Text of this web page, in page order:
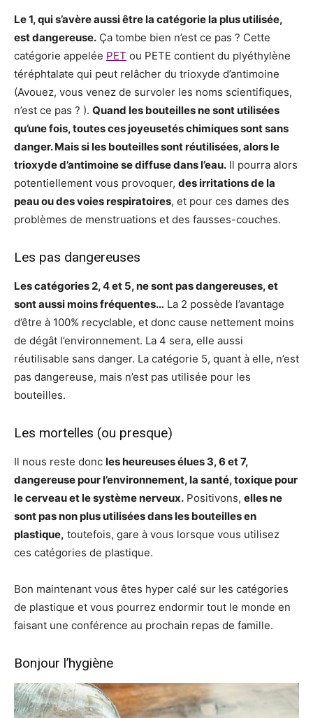
Le 1, qui s’avère aussi être la catégorie la plus utilisée,
est dangereuse. Ça tombe bien n’est ce pas ? Cette
catégorie appelée PET ou PETE contient du plyéthylène
téréphtalate qui peut relâcher du trioxyde d’antimoine
(Avouez, vous venez de survoler les noms scientifiques,
n’est ce pas ? ). Quand les bouteilles ne sont utilisées
qu’une fois, toutes ces joyeusetés chimiques sont sans
danger. Mais si les bouteilles sont réutilisées, alors le
trioxyde d’antimoine se diffuse dans l’eau. Il pourra alors
potentiellement vous provoquer, des irritations de la
peau ou des voies respiratoires, et pour ces dames des
problèmes de menstruations et des fausses-couches.
Les pas dangereuses
Les catégories 2, 4 et 5, ne sont pas dangereuses, et
sont aussi moins fréquentes… La 2 possède l’avantage
d’être à 100% recyclable, et donc cause nettement moins
de dégât l’environnement. La 4 sera, elle aussi
réutilisable sans danger. La catégorie 5, quant à elle, n’est
pas dangereuse, mais n’est pas utilisée pour les
bouteilles.
Les mortelles (ou presque)
Il nous reste donc les heureuses élues 3, 6 et 7,
dangereuse pour l’environnement, la santé, toxique pour
le cerveau et le système nerveux. Positivons, elles ne
sont pas non plus utilisées dans les bouteilles en
plastique, toutefois, gare à vous lorsque vous utilisez
ces catégories de plastique.
Bon maintenant vous êtes hyper calé sur les catégories
de plastique et vous pourrez endormir tout le monde en
faisant une conférence au prochain repas de famille.
Bonjour l’hygiène